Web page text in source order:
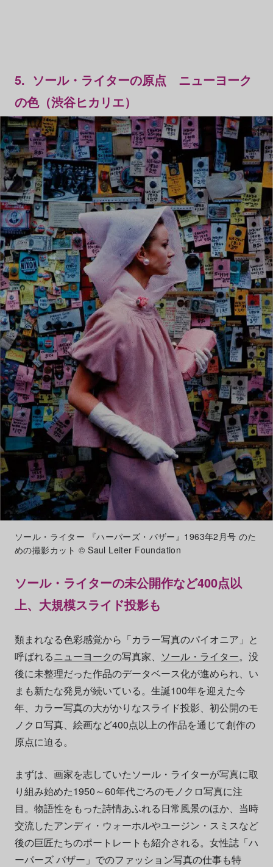
5. ソール・ライターの原点 ニューヨーク
の色（渋谷ヒカリエ）
ソール・ライター 『ハーパーズ・バザー』1963年2月号 のた
めの撮影カット © Saul Leiter Foundation
ソール・ライターの未公開作など400点以
上、大規模スライド投影も
類まれなる色彩感覚から「カラー写真のパイオニア」と
呼ばれるニューヨークの写真家、 ソール・ライター。没
後に未整理だった作品のデータベース化が進められ、い
まも新たな発見が続いている。生誕100年を迎えた今
年、カラー写真の大がかりなスライド投影、初公開のモ
ノクロ写真、絵画など400点以上の作品を通じて創作の
原点に迫る。
まずは、画家を志していたソール・ライターが写真に取
り組み始めた1950～60年代ごろのモノクロ写真に注
目。物語性をもった詩情あふれる日常風景のほか、当時
交流したアンディ・ウォーホルやユージン・スミスなど
後の巨匠たちのポートレートも紹介される。女性誌「ハ
ーパーズ バザー」でのファッション写真の仕事も特